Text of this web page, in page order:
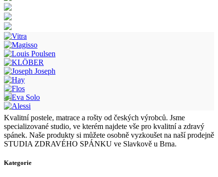
Kvalitní postele, matrace a rošty od českých výrobců. Jsme
specializované studio, ve kterém najdete vše pro kvalitní a zdravý
spánek. Naše produkty si můžete osobně vyzkoušet na naší prodejně
STUDIA ZDRAVÉHO SPÁNKU ve Slavkově u Brna.
Kategorie